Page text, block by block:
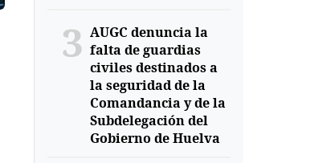
3 AUGC denuncia la
falta de guardias
civiles destinados a
la seguridad de la
Comandancia y de la
Subdelegación del
Gobierno de Huelva